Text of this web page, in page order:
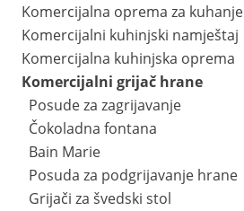
Komercijalna oprema za kuhanje
Komercijalni kuhinjski namještaj
Komercijalna kuhinjska oprema
Komercijalni grijač hrane
Posude za zagrijavanje
Čokoladna fontana
Bain Marie
Posuda za podgrijavanje hrane
Grijači za švedski stol